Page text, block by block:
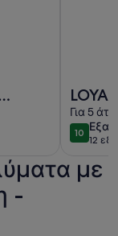
LOYA's apartment, 5 min
Για 5
1010 στα
12
με
-